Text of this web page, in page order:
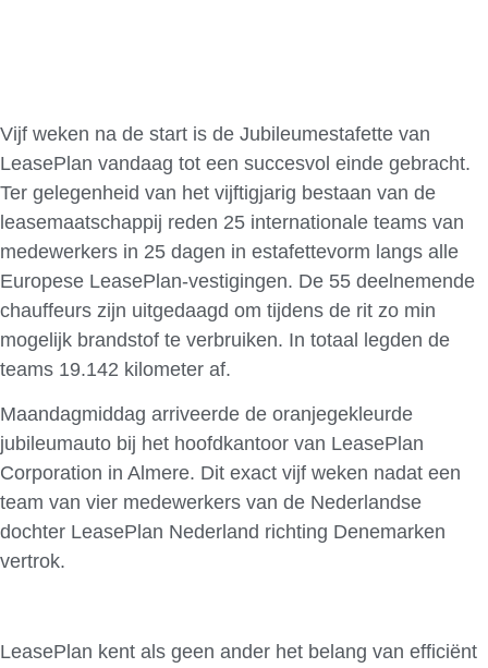
Vijf weken na de start is de Jubileumestafette van
LeasePlan vandaag tot een succesvol einde gebracht.
Ter gelegenheid van het vijftigjarig bestaan van de
leasemaatschappij reden 25 internationale teams van
medewerkers in 25 dagen in estafettevorm langs alle
Europese LeasePlan-vestigingen. De 55 deelnemende
chauffeurs zijn uitgedaagd om tijdens de rit zo min
mogelijk brandstof te verbruiken. In totaal legden de
teams 19.142 kilometer af.
Maandagmiddag arriveerde de oranjegekleurde
jubileumauto bij het hoofdkantoor van LeasePlan
Corporation in Almere. Dit exact vijf weken nadat een
team van vier medewerkers van de Nederlandse
dochter LeasePlan Nederland richting Denemarken
vertrok.
LeasePlan kent als geen ander het belang van efficiënt